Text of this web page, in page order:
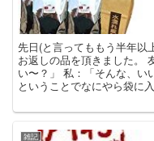
先日(と言ってももう半年以
お返しの品を頂きました。
い〜？」 私：「そんな、い
ということでなにやら袋に
雑記